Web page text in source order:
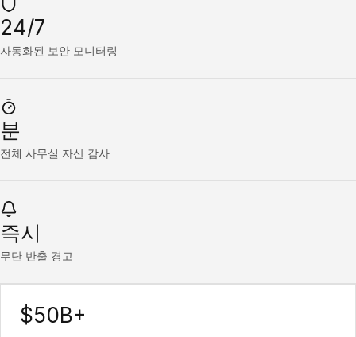
24/7
자동화된 보안 모니터링
분
전체 사무실 자산 감사
즉시
무단 반출 경고
$50B+